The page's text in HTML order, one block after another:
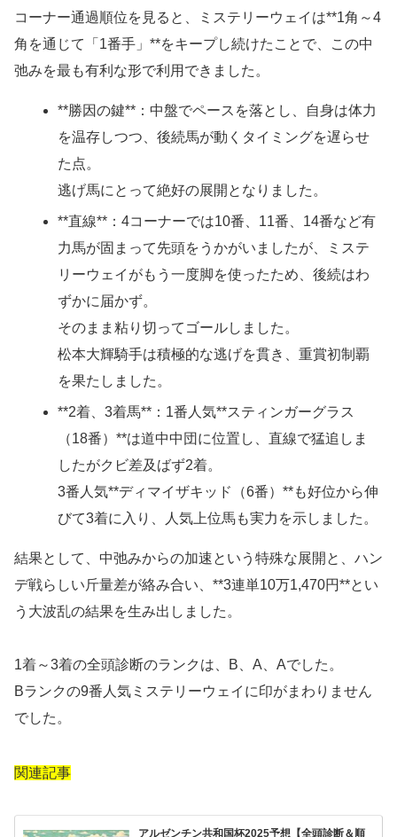
コーナー通過順位を見ると、ミステリーウェイは**1角～4
角を通じて「1番手」**をキープし続けたことで、この中
弛みを最も有利な形で利用できました。
**勝因の鍵**：中盤でペースを落とし、自身は体力
を温存しつつ、後続馬が動くタイミングを遅らせ
た点。
逃げ馬にとって絶好の展開となりました。
**直線**：4コーナーでは10番、11番、14番など有
力馬が固まって先頭をうかがいましたが、ミステ
リーウェイがもう一度脚を使ったため、後続はわ
ずかに届かず。
そのまま粘り切ってゴールしました。
松本大輝騎手は積極的な逃げを貫き、重賞初制覇
を果たしました。
**2着、3着馬**：1番人気**スティンガーグラス
（18番）**は道中中団に位置し、直線で猛追しま
したがクビ差及ばず2着。
3番人気**ディマイザキッド（6番）**も好位から伸
びて3着に入り、人気上位馬も実力を示しました。
結果として、中弛みからの加速という特殊な展開と、ハン
デ戦らしい斤量差が絡み合い、**3連単10万1,470円**とい
う大波乱の結果を生み出しました。
1着～3着の全頭診断のランクは、B、A、Aでした。
Bランクの9番人気ミステリーウェイに印がまわりません
でした。
関連記事
アルゼンチン共和国杯2025予想【全頭診断＆順